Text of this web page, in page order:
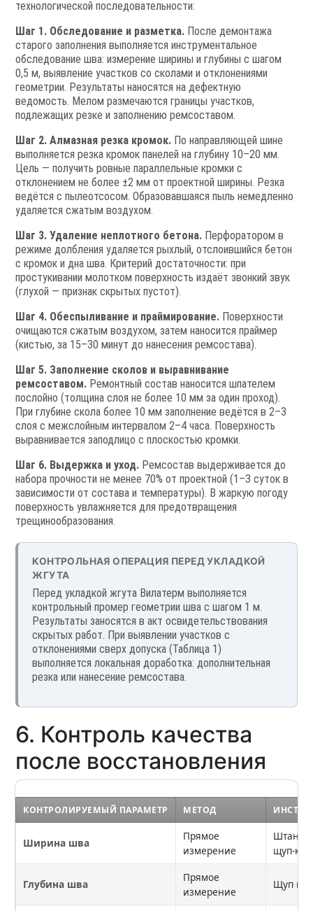
технологической последовательности:
Шаг 1. Обследование и разметка. После демонтажа
старого заполнения выполняется инструментальное
обследование шва: измерение ширины и глубины с шагом
0,5 м, выявление участков со сколами и отклонениями
геометрии. Результаты наносятся на дефектную
ведомость. Мелом размечаются границы участков,
подлежащих резке и заполнению ремсоставом.
Шаг 2. Алмазная резка кромок. По направляющей шине
выполняется резка кромок панелей на глубину 10–20 мм.
Цель — получить ровные параллельные кромки с
отклонением не более ±2 мм от проектной ширины. Резка
ведётся с пылеотсосом. Образовавшаяся пыль немедленно
удаляется сжатым воздухом.
Шаг 3. Удаление неплотного бетона. Перфоратором в
режиме долбления удаляется рыхлый, отслоившийся бетон
с кромок и дна шва. Критерий достаточности: при
простукивании молотком поверхность издаёт звонкий звук
(глухой — признак скрытых пустот).
Шаг 4. Обеспыливание и праймирование. Поверхности
очищаются сжатым воздухом, затем наносится праймер
(кистью, за 15–30 минут до нанесения ремсостава).
Шаг 5. Заполнение сколов и выравнивание
ремсоставом. Ремонтный состав наносится шпателем
послойно (толщина слоя не более 10 мм за один проход).
При глубине скола более 10 мм заполнение ведётся в 2–3
слоя с межслойным интервалом 2–4 часа. Поверхность
выравнивается заподлицо с плоскостью кромки.
Шаг 6. Выдержка и уход. Ремсостав выдерживается до
набора прочности не менее 70% от проектной (1–3 суток в
зависимости от состава и температуры). В жаркую погоду
поверхность увлажняется для предотвращения
трещинообразования.
КОНТРОЛЬНАЯ ОПЕРАЦИЯ ПЕРЕД УКЛАДКОЙ
ЖГУТА
Перед укладкой жгута Вилатерм выполняется
контрольный промер геометрии шва с шагом 1 м.
Результаты заносятся в акт освидетельствования
скрытых работ. При выявлении участков с
отклонениями сверх допуска (Таблица 1)
выполняется локальная доработка: дополнительная
резка или нанесение ремсостава.
6. Контроль качества
после восстановления
КОНТРОЛИРУЕМЫЙ ПАРАМЕТР МЕТОД
Ширина шва
Прямое
измерение
щуп-
Глубина шва
Прямое
измерение
Щуп